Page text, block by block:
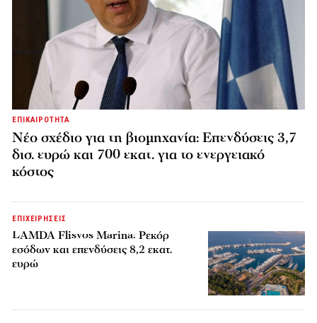
ΕΠΙΚΑΙΡΟΤΗΤΑ
Νέο σχέδιο για τη βιομηχανία: Επενδύσεις 3,7
δισ. ευρώ και 700 εκατ. για το ενεργειακό
κόστος
ΕΠΙΧΕΙΡΗΣΕΙΣ
LAMDA Flisvos Marina: Ρεκόρ
εσόδων και επενδύσεις 8,2 εκατ.
ευρώ